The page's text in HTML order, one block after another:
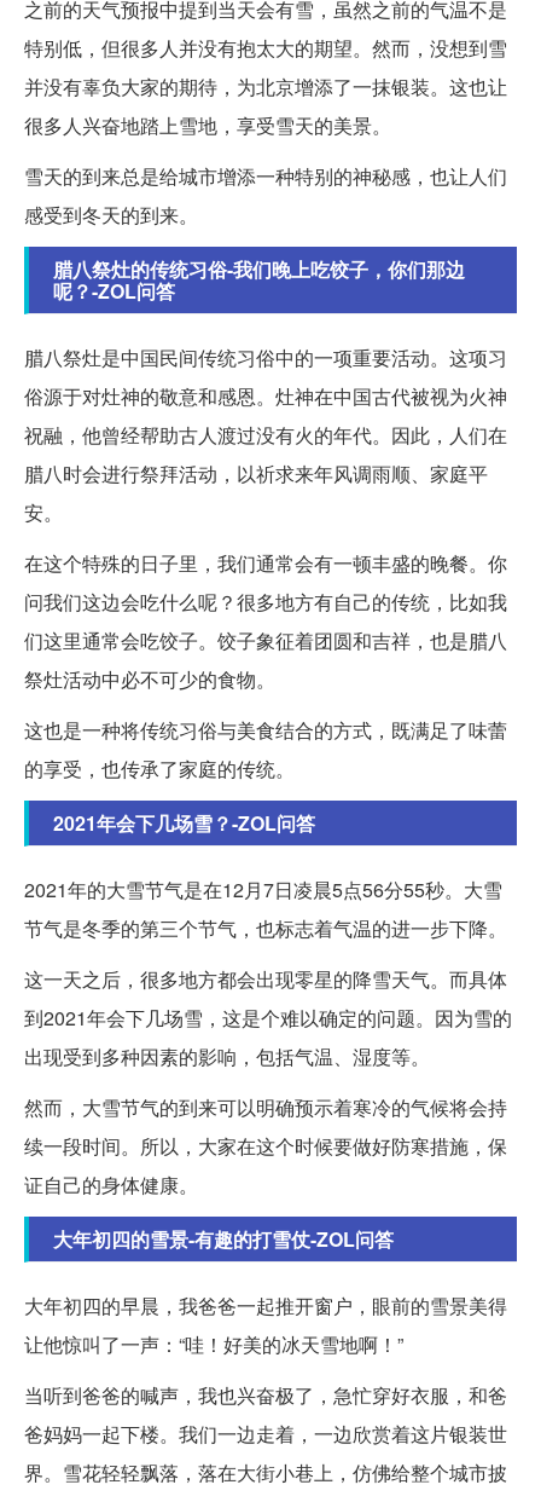
之前的天气预报中提到当天会有雪，虽然之前的气温不是
特别低，但很多人并没有抱太大的期望。然而，没想到雪
并没有辜负大家的期待，为北京增添了一抹银装。这也让
很多人兴奋地踏上雪地，享受雪天的美景。
雪天的到来总是给城市增添一种特别的神秘感，也让人们
感受到冬天的到来。
腊八祭灶的传统习俗-我们晚上吃饺子，你们那边
呢？-ZOL问答
腊八祭灶是中国民间传统习俗中的一项重要活动。这项习
俗源于对灶神的敬意和感恩。灶神在中国古代被视为火神
祝融，他曾经帮助古人渡过没有火的年代。因此，人们在
腊八时会进行祭拜活动，以祈求来年风调雨顺、家庭平
安。
在这个特殊的日子里，我们通常会有一顿丰盛的晚餐。你
问我们这边会吃什么呢？很多地方有自己的传统，比如我
们这里通常会吃饺子。饺子象征着团圆和吉祥，也是腊八
祭灶活动中必不可少的食物。
这也是一种将传统习俗与美食结合的方式，既满足了味蕾
的享受，也传承了家庭的传统。
2021年会下几场雪？-ZOL问答
2021年的大雪节气是在12月7日凌晨5点56分55秒。大雪
节气是冬季的第三个节气，也标志着气温的进一步下降。
这一天之后，很多地方都会出现零星的降雪天气。而具体
到2021年会下几场雪，这是个难以确定的问题。因为雪的
出现受到多种因素的影响，包括气温、湿度等。
然而，大雪节气的到来可以明确预示着寒冷的气候将会持
续一段时间。所以，大家在这个时候要做好防寒措施，保
证自己的身体健康。
大年初四的雪景-有趣的打雪仗-ZOL问答
大年初四的早晨，我爸爸一起推开窗户，眼前的雪景美得
让他惊叫了一声：“哇！好美的冰天雪地啊！”
当听到爸爸的喊声，我也兴奋极了，急忙穿好衣服，和爸
爸妈妈一起下楼。我们一边走着，一边欣赏着这片银装世
界。雪花轻轻飘落，落在大街小巷上，仿佛给整个城市披